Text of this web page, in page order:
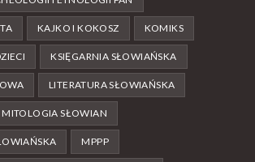
KAJKO I KOKOSZ KOMIKS
KSIĘGARNIA SŁOWIAŃSKA
LITERATURA SŁOWIAŃSKA
MITOLOGIA SŁOWIAN
MPPP